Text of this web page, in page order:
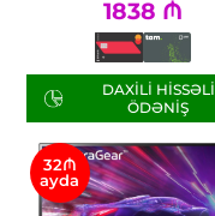
1838 ₼
DAXILI HISSƏLI
ÖDƏNIŞ
32₼
ayda